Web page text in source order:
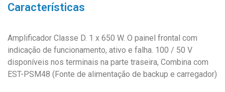
Características
Amplificador Classe D. 1 x 650 W. O painel frontal com
indicação de funcionamento, ativo e falha. 100 / 50 V
disponíveis nos terminais na parte traseira, Combina com
EST-PSM48 (Fonte de alimentação de backup e carregador)